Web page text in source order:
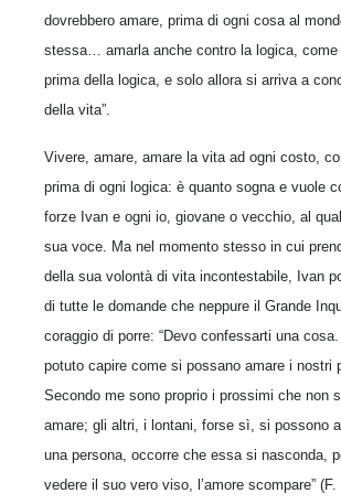
dovrebbero amare, prima di ogni cosa al
stessa… amarla anche contro la logica,
prima della logica, e solo allora si arriva a
della vita”.
Vivere, amare, amare la vita ad ogni costo,
prima di ogni logica: è quanto sogna e vuole
forze Ivan e ogni io, giovane o vecchio, al
sua voce. Ma nel momento stesso in cui
della sua volontà di vita incontestabile, Ivan
di tutte le domande che neppure il Grande
coraggio di porre: “Devo confessarti una
potuto capire come si possano amare i nostri
Secondo me sono proprio i prossimi che non
amare; gli altri, i lontani, forse sì, si possono
una persona, occorre che essa si nasconda,
vedere il suo vero viso, l’amore scompare”